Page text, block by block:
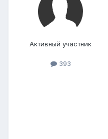
Активный участник
393